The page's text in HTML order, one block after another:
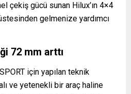
çekiş gücü sunan Hilux’ın 4×4
gelmenize yardımcı
72 mm arttı
için yapılan teknik
ve yetenekli bir araç haline